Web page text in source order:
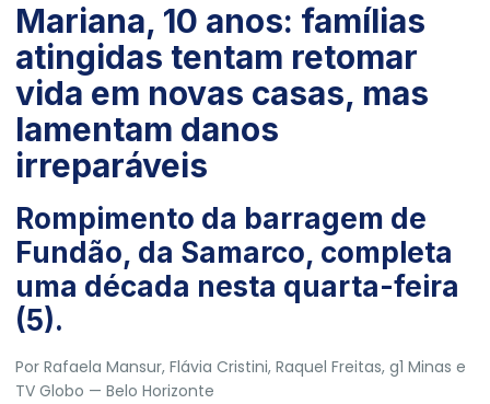
Mariana, 10 anos: famílias
atingidas tentam retomar
vida em novas casas, mas
lamentam danos
irreparáveis
Rompimento da barragem de
Fundão, da Samarco, completa
uma década nesta quarta-feira
(5).
Por Rafaela Mansur, Flávia Cristini, Raquel Freitas, g1 Minas e
TV Globo — Belo Horizonte